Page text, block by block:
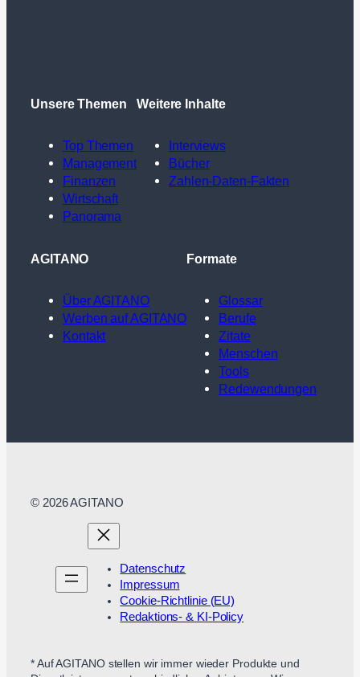
Unsere Themen
Top Themen
Management
Finanzen
Wirtschaft
Panorama
Weitere Inhalte
Interviews
Bücher
Zahlen-Daten-Fakten
AGITANO
Über AGITANO
Werben auf AGITANO
Kontakt
Formate
Glossar
Berufe
Zitate
Menschen
Tools
Redewendungen
© 2026 AGITANO
Datenschutz
Impressum
Cookie-Richtlinie (EU)
Redaktions- & KI-Policy
* Auf AGITANO stellen wir immer wieder Produkte und